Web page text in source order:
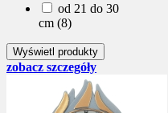
od 21 do 30
cm (8)
zobacz szczegóły